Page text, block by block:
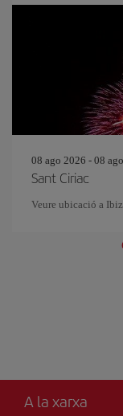
08 ago 2026 - 08
Sant Ciriac
Veure ubicació a
A la xarxa